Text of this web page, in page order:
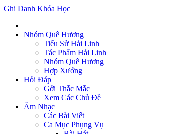
Ghi Danh Khóa Học
Nhóm Quê Hương
Tiểu Sử Hải Linh
Tác Phẩm Hải Linh
Nhóm Quê Hương
Hợp Xướng
Hỏi Đáp
Gởi Thắc Mắc
Xem Các Chủ Đề
Âm Nhạc
Các Bài Viết
Ca Mục Phụng Vụ